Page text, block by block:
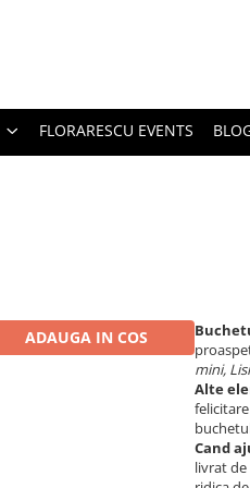
FLORARESCU EVENTS
ADAUGA IN COS
mini,
Alte
Cand
livrat